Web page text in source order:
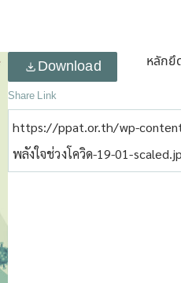
Download หลักยึ
Share Link
https://ppat.or.th/wp-
พลังใจช่วงโควิด-19-01-